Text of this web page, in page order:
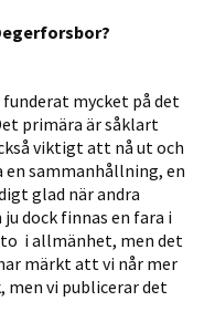
funderat mycket på det
primära är såklart
viktigt att nå ut och
sammanhållning, en
glad när andra
dock finnas en fara i
i allmänhet, men det
märkt att vi når mer
men vi publicerar det